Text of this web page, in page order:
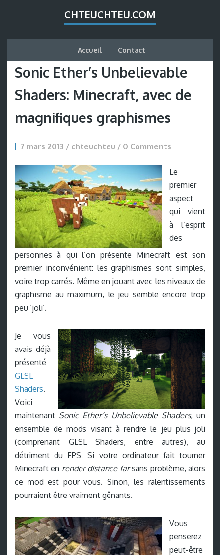
CHTEUCHTEU.COM
Accueil Contact
Sonic Ether’s Unbelievable
Shaders: Minecraft, avec de
magnifiques graphismes
7 mars 2013 / chteuchteu / 0 Comments
Le
premier
aspect
qui vient
à l’esprit
des
personnes à qui l’on présente Minecraft est son
premier inconvénient: les graphismes sont simples,
voire trop carrés. Même en jouant avec les niveaux de
graphisme au maximum, le jeu semble encore trop
peu ‘joli’.
Je vous
avais déjà
présenté
GLSL
Shaders.
Voici
maintenant Sonic Ether’s Unbelievable Shaders, un
ensemble de mods visant à rendre le jeu plus joli
(comprenant GLSL Shaders, entre autres), au
détriment du FPS. Si votre ordinateur fait tourner
Minecraft en render distance farsans problème, alors
ce mod est pour vous. Sinon, les ralentissements
pourraient être vraiment gênants.
Vous
penserez
peut-être